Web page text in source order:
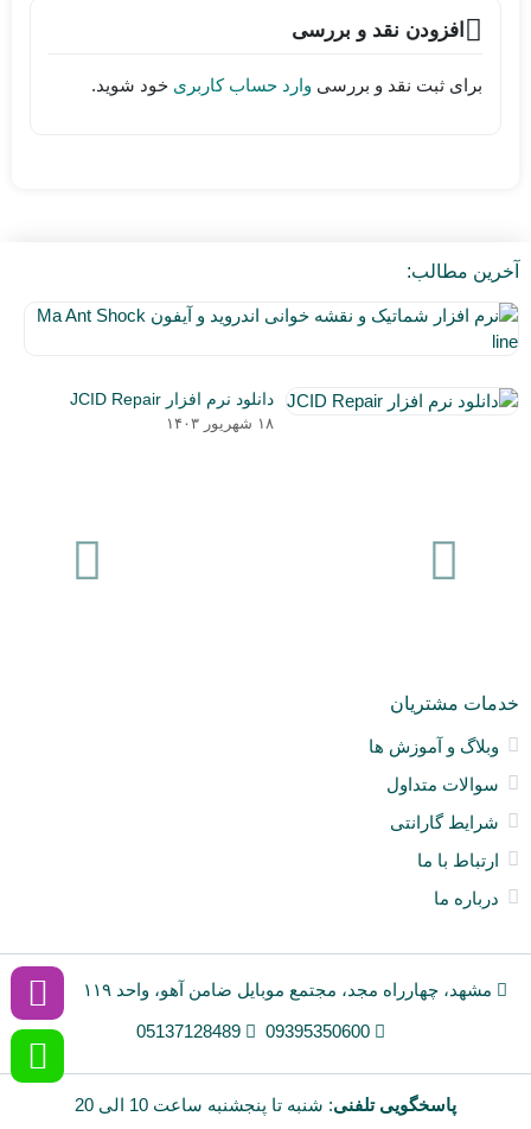
افزودن نقد و بررسی
برای ثبت نقد و بررسی وارد حساب کاربری خود شوید.
آخرین مطالب:
دانلود نرم افزار JCID Repair
۱۸ شهریور ۱۴۰۳
خدمات مشتریان
وبلاگ و آموزش ها
سوالات متداول
شرایط گارانتی
ارتباط با ما
درباره ما
مشهد، چهارراه مجد، مجتمع موبایل ضامن آهو، واحد ۱۱۹
09395350600
05137128489
پاسخگویی تلفنی: شنبه تا پنجشنبه ساعت 10 الی 20